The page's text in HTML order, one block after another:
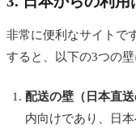
非常に便利なサイトで
すると、以下の3つの壁
配送の壁（日本直送
内向けであり、日